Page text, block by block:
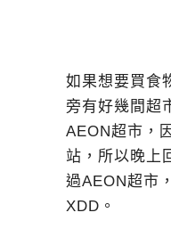
如果想要買食
旁有好幾間超
AEON超市，
站，所以晚上
過AEON超市
XDD。